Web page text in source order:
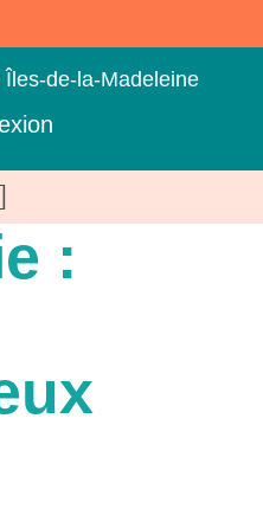
de-la-Madeleine
: